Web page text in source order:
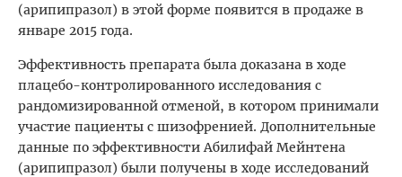
(арипипразол) в этой форме появится в продаже в
январе 2015 года.
Эффективность препарата была доказана в ходе
плацебо-контролированного исследования с
рандомизированной отменой, в котором принимали
участие пациенты с шизофренией. Дополнительные
данные по эффективности Абилифай Мейнтена
(арипипразол) были получены в ходе исследований